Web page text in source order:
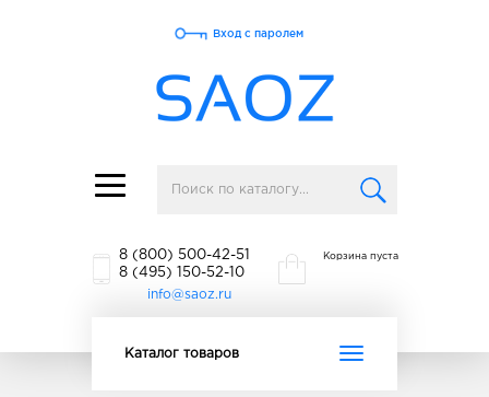
Toggle
navigation
Вход с паролем
8 (800) 500-42-51
8 (495) 150-52-10
info@saoz.ru
Корзина пуста
Toggle
Каталог товаров